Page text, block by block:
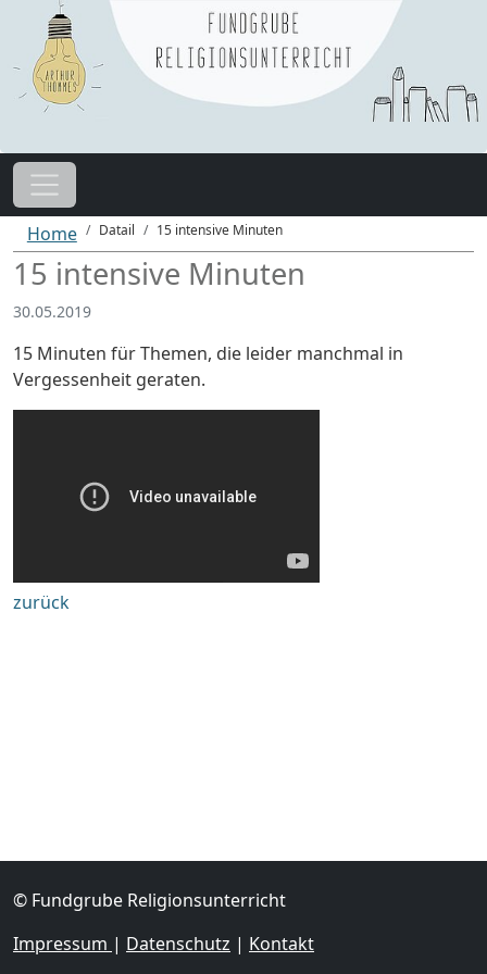
Home Datail 15 intensive Minuten
15 intensive Minuten
30.05.2019
15 Minuten für Themen, die leider manchmal in
Vergessenheit geraten.
zurück
© Fundgrube Religionsunterricht
Impressum | Datenschutz | Kontakt